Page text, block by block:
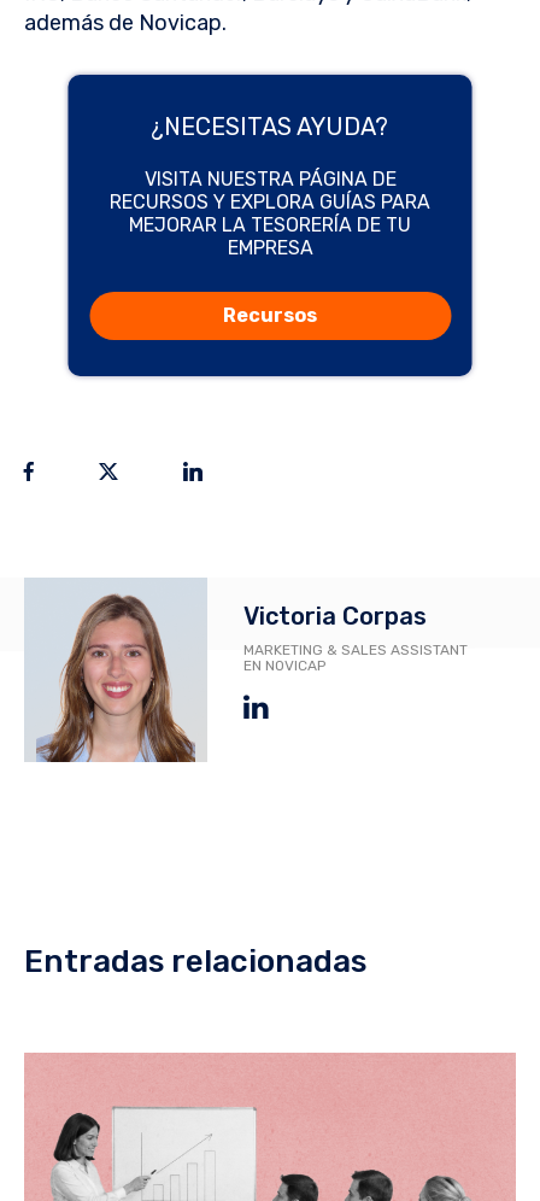
además de Novicap.
¿NECESITAS AYUDA?
VISITA NUESTRA PÁGINA DE
RECURSOS Y EXPLORA GUÍAS PARA
MEJORAR LA TESORERÍA DE TU
EMPRESA
Recursos
Victoria Corpas
MARKETING & SALES ASSISTANT
EN NOVICAP
Entradas relacionadas